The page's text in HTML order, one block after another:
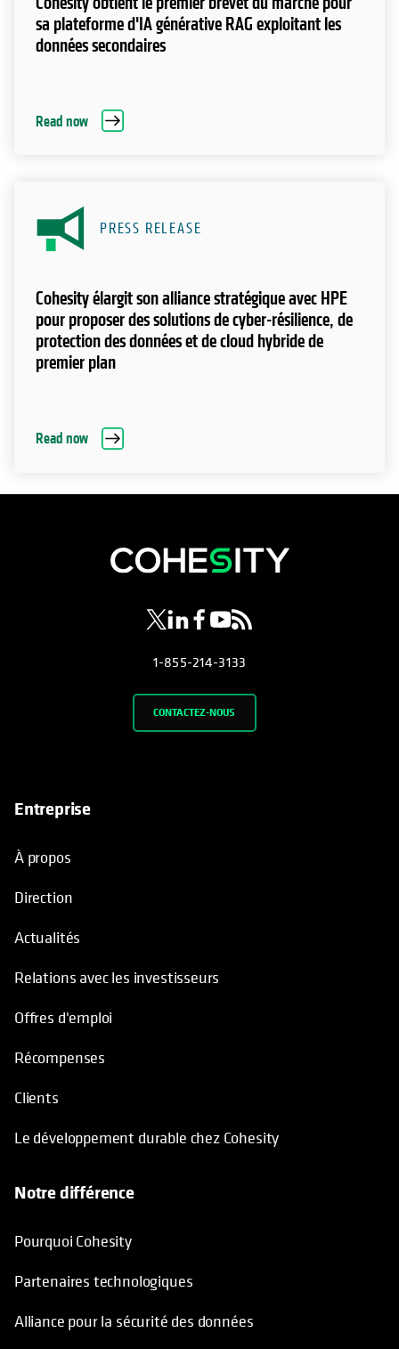
sa plateforme d'IA générative RAG exploitant les
données secondaires
Read now
PRESS RELEASE
Cohesity élargit son alliance stratégique avec HPE
pour proposer des solutions de cyber-résilience, de
protection des données et de cloud hybride de
premier plan
Read now
s’ouvre dans un nouvel onglet
s’ouvre dans un nouvel onglet
s’ouvre dans un nouvel onglet
s’ouvre dans un nouvel
s’ouvre dans un nouvel
1-855-214-3133
CONTACTEZ-NOUS
Entreprise
À propos
Direction
Actualités
Relations avec les investisseurs
Offres d'emploi
Récompenses
Clients
Le développement durable chez Cohesity
Notre différence
Pourquoi Cohesity
Partenaires technologiques
Alliance pour la sécurité des données